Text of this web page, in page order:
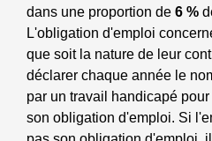
dans une proportion de 6 %
L'obligation d'emploi
que soit la nature de leur
déclarer chaque année le
par un travail handicapé
son obligation d'emploi. Si